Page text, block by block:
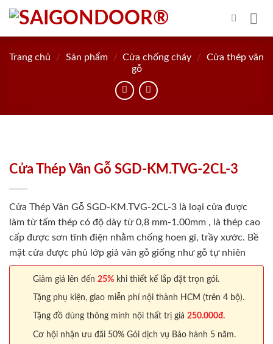
Skip
content
Trang chủ / Sản phẩm / Cửa chống cháy /
Cửa thép vân
gỗ
Cửa Thép Vân Gỗ SGD-KM.TVG-2CL-3
Cửa Thép Vân Gỗ SGD-KM.TVG-2CL-3 là loại cửa được
làm từ tấm thép có độ dày từ 0,8 mm-1.00mm , là thép cao
cấp được sơn tĩnh điện nhằm chống hoen gỉ, trầy xước. Bề
mặt cửa được phủ lớp giả vân gỗ giống như gỗ tự nhiên
Giảm giá lên đến 25% khi thiết kế lắp đặt trọn gói.
Tặng phụ kiện, giao miễn phí nội thành HCM (trên 4 bộ).
Tặng đồ dùng thông minh nội thất trị giá 250.000đ.
Cơ hội nhận ưu đãi 50% Gói dịch vụ Bảo hành 5 năm.